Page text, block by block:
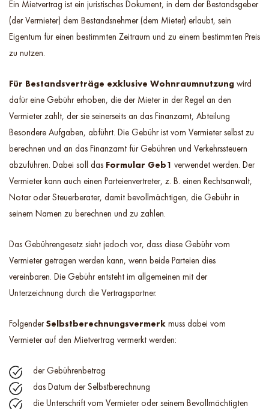
Ein Mietvertrag ist ein juristisches Dokument, in dem der Bestandsgeber
(der Vermieter) dem Bestandsnehmer (dem Mieter) erlaubt, sein
Eigentum für einen bestimmten Zeitraum und zu einem bestimmten Preis
zu nutzen.
Für Bestandsverträge exklusive Wohnraumnutzung wird
dafür eine Gebühr erhoben, die der Mieter in der Regel an den
Vermieter zahlt, der sie seinerseits an das Finanzamt, Abteilung
Besondere Aufgaben, abführt. Die Gebühr ist vom Vermieter selbst zu
berechnen und an das Finanzamt für Gebühren und Verkehrssteuern
abzuführen. Dabei soll das Formular Geb1 verwendet werden. Der
Vermieter kann auch einen Parteienvertreter, z. B. einen Rechtsanwalt,
Notar oder Steuerberater, damit bevollmächtigen, die Gebühr in
seinem Namen zu berechnen und zu zahlen.
Das Gebührengesetz sieht jedoch vor, dass diese Gebühr vom
Vermieter getragen werden kann, wenn beide Parteien dies
vereinbaren. Die Gebühr entsteht im allgemeinen mit der
Unterzeichnung durch die Vertragspartner.
FolgenderSelbstberechnungsvermerk muss dabei vom
Vermieter auf den Mietvertrag vermerkt werden:
der Gebührenbetrag
das Datum der Selbstberechnung
die Unterschrift vom Vermieter oder seinem Bevollmächtigten